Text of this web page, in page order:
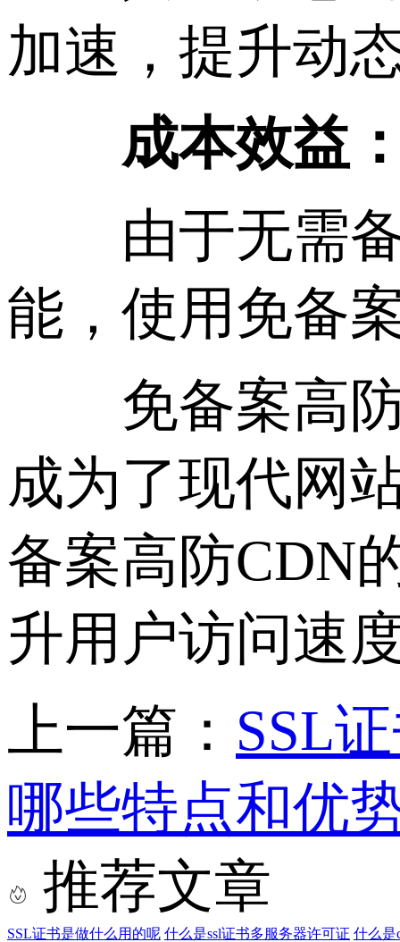
加速，提升动
成本效益
由于无需备
能，使用免备
免备案高防
成为了现代网
备案高防CDN
升用户访问速
上一篇： SSL
哪些特点和优
推荐文章
SSL证书是做什么用的呢 什么是ssl证书多服务器许可证 什么是